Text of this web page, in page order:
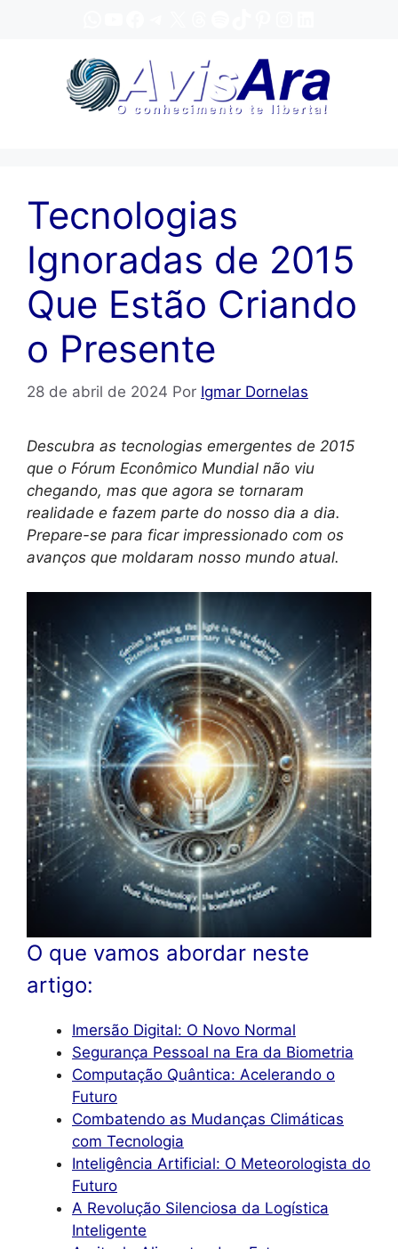
Tecnologias
Ignoradas de 2015
Que Estão Criando
o Presente
28 de abril de 2024 Por Igmar Dornelas
Descubra as tecnologias emergentes de 2015
que o Fórum Econômico Mundial não viu
chegando, mas que agora se tornaram
realidade e fazem parte do nosso dia a dia.
Prepare-se para ficar impressionado com os
avanços que moldaram nosso mundo atual.
O que vamos abordar neste
artigo:
Imersão Digital: O Novo Normal
Segurança Pessoal na Era da Biometria
Computação Quântica: Acelerando o
Futuro
Combatendo as Mudanças Climáticas
com Tecnologia
Inteligência Artificial: O Meteorologista do
Futuro
A Revolução Silenciosa da Logística
Inteligente